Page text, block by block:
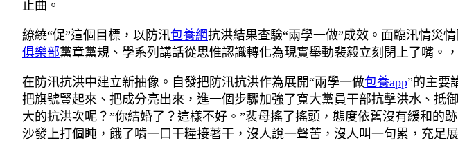
止曲。
繚繞“促”這個目標，以防汛包養網抗洪結果查驗“兩學一做”成效。面臨汛情災
俱樂部黨章黨規、學系列講話從思惟認識轉化為現實舉動裴毅立刻閉上了嘴。
在防汛抗洪中建立新抽像。自發把防汛抗洪作為展開“兩學一做包養app”的主要
把旗號豎起來、把成分亮出來，進一個步驟加強了寬大黨員干部抗擊洪水、抵
大的抗洪次呢？”你結婚了？這樣不好。”裴母搖了搖頭，態度依舊沒有緩和的
沙發上打個盹，餓了啃一口干糧接著干，沒人說一聲苦，沒人叫一句累，充足